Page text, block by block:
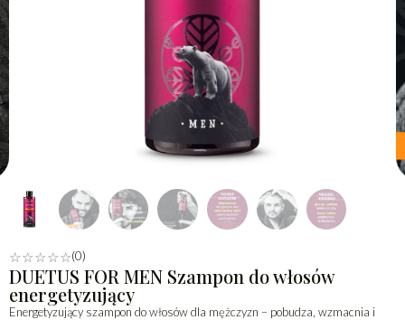
☆☆☆☆☆(0)
DUETUS FOR MEN Szampon do włosów
energetyzujący
Energetyzujący szampon do włosów dla mężczyzn – pobudza, wzmacnia i